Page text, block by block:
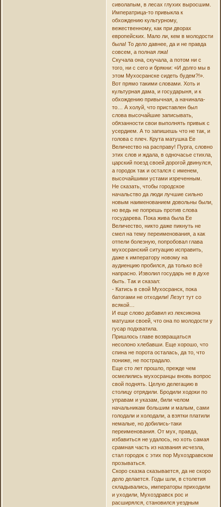
сиволапым, в лесах глухих выросшим.
Императрица-то привыкла к
обхождению культурному,
вежественному, как при дворах
европейских. Мало ли, кем в молодости
была! То дело давнее, да и не правда
совсем, а полная лжа!
Скучала она, скучала, а потом ни с
того, ни с сего и брякни: «И долго мы в
этом Мухосранске сидеть будем?!».
Вот прямо такими словами. Хоть и
культурная дама, и государыня, и к
обхождению привычная, а начинала-
то… А холуй, что приставлен был
слова высочайшие записывать,
обязанности свои выполнять привык с
усердием. А то запишешь что не так, и
голова с плеч. Крута матушка Ее
Величество на расправу! Пурга, словно
этих слов и ждала, в одночасье стихла,
царский поезд своей дорогой двинулся,
а городок так и остался с именем,
высочайшими устами изреченным.
Не сказать, чтобы городское
начальство да люди лучшие сильно
новым наименованием довольны были,
но ведь не попрешь против слова
государева. Пока жива была Ее
Величество, никто даже пикнуть не
смел на тему переименования, а как
отпели болезную, попробовал глава
мухосранский ситуацию исправить,
даже к императору новому на
аудиенцию пробился, да только всё
напрасно. Изволил государь не в духе
быть. Так и сказал:
- Катись в свой Мухосранск, пока
батогами не отходили! Лезут тут со
всякой…
И еще слово добавил из лексикона
матушки своей, что она по молодости у
гусар подхватила.
Пришлось главе возвращаться
несолоно хлебавши. Еще хорошо, что
спина не порота осталась, да то, что
пониже, не пострадало.
Еще сто лет прошло, прежде чем
осмелились мухосранцы вновь вопрос
свой поднять. Целую делегацию в
столицу отрядили. Бродили ходоки по
управам и указам, били челом
начальникам большим и малым, сами
голодали и холодали, а взятки платили
немалые, но добились-таки
переименования. От мух, правда,
избавиться не удалось, но хоть самая
срамная часть из названия исчезла,
стал городок с этих пор Мухоздравском
прозываться.
Скоро сказка сказывается, да не скоро
дело делается. Годы шли, в столетия
складывались, императоры приходили
и уходили, Мухоздравск рос и
расширялся, становился уездным